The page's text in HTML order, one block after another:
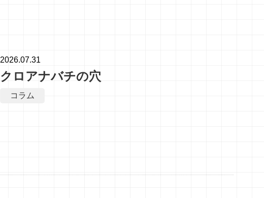
2026.07.31
クロアナバチの穴
コラム